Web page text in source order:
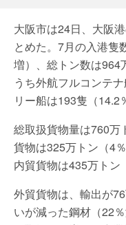
大阪市は24日、大阪
とめた。7月の入港隻
増）、総トン数は964
うち外航フルコンテ
リー船は193隻（14.2
総取扱貨物量は760万
貨物は325万トン（4
内貿貨物は435万トン
外貿貨物は、輸出が
いが減った鋼材（22